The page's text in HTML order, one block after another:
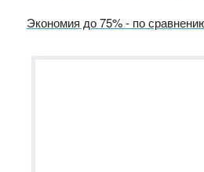
Экономия до 75% - по